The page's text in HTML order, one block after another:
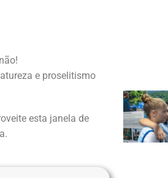
e proselitismo
esta janela de